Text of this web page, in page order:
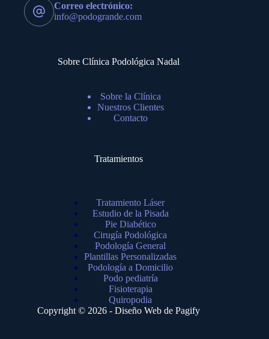
Correo electrónico:
info@podogrande.com
Sobre Clínica Podológica Nadal
Sobre la Clínica
Nuestros Clientes
Contacto
Tratamientos
Tratamiento Láser
Estudio de la Pisada
Pie Diabético
Cirugía Podológica
Podología General
Plantillas Personalizadas
Podología a Domicilio
Podo pediatría
Fisioterapia
Quiropodia
Copyright © 2026 - Diseño Web de Pagify